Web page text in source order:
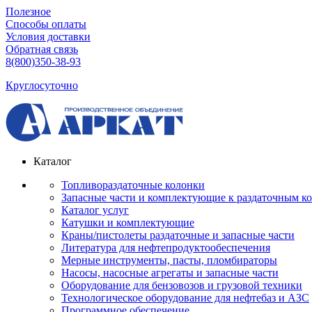
Полезное
Способы оплаты
Условия доставки
Обратная связь
8(800)350-38-93
Круглосуточно
Каталог
Топливораздаточные колонки
Запасные части и комплектующие к раздаточным
Каталог услуг
Катушки и комплектующие
Краны/пистолеты раздаточные и запасные части
Литература для нефтепродуктообеспечения
Мерные инструменты, пасты, пломбираторы
Насосы, насосные агрегаты и запасные части
Оборудование для бензовозов и грузовой техники
Технологическое оборудование для нефтебаз и АЗС